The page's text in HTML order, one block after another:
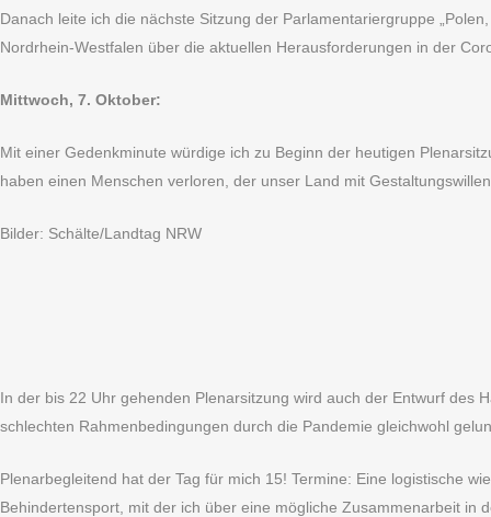
Danach leite ich die nächste Sitzung der Parlamentariergruppe
Nordrhein-Westfalen über die aktuellen Herausforderungen in der
Mittwoch, 7. Oktober:
Mit einer Gedenkminute würdige ich zu Beginn der heutigen
haben einen Menschen verloren, der unser Land mit
Bilder: Schälte/Landtag NRW
In der bis 22 Uhr gehenden Plenarsitzung wird auch der Entwurf des
schlechten Rahmenbedingungen durch die Pandemie gleichwohl
Plenarbegleitend hat der Tag für mich 15! Termine: Eine logistische
Behindertensport, mit der ich über eine mögliche Zusammenarbeit in